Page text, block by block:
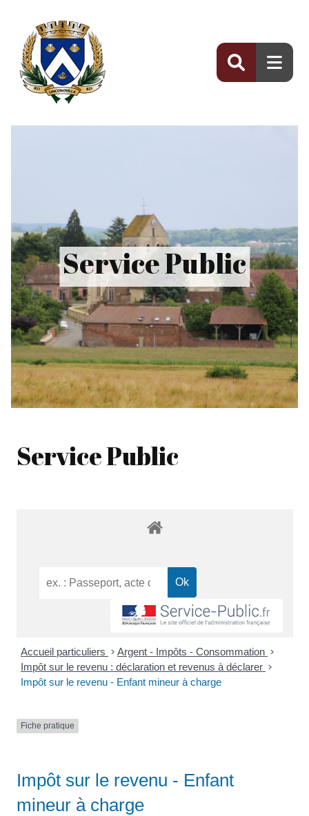
Service Public
Service Public
Accueil particuliers > Argent - Impôts - Consommation >
Impôt sur le revenu : déclaration et revenus à déclarer >
Impôt sur le revenu - Enfant mineur à charge
Fiche pratique
Impôt sur le revenu - Enfant
mineur à charge